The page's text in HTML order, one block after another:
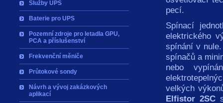
Služby UPS
Baterie pro UPS
Pozemní zdroje pro letadla GPU,
PCA a příslušenství
Frekvenční měniče
Průtokové sondy
Návrh a vývoj zakázkových
aplikací
pecí.
Spínací
elektrického
spínání v
spínačů a
nebo
velkých
Elfistor 2SC